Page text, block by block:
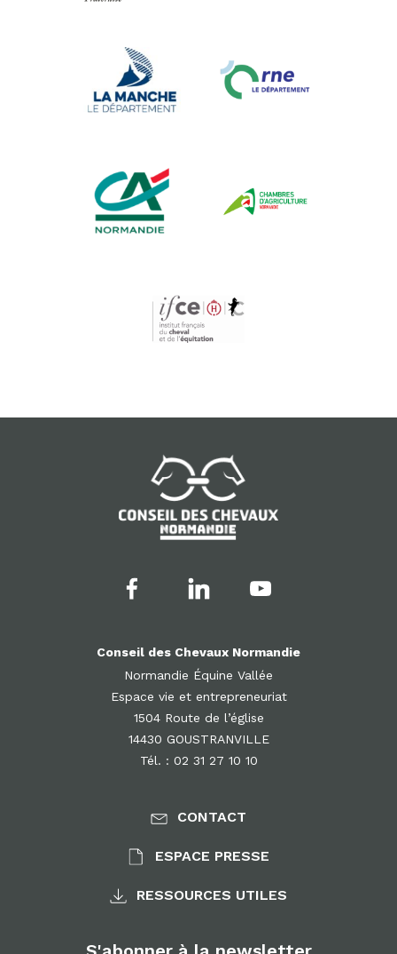
Conseil des Chevaux Normandie
Normandie Équine Vallée
Espace vie et entrepreneuriat
1504 Route de l’église
14430 GOUSTRANVILLE
Tél. : 02 31 27 10 10
CONTACT
ESPACE PRESSE
RESSOURCES UTILES